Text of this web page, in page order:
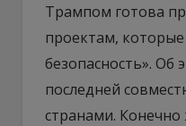
Трампом готова
проектам, которые
безопасность». Об
последней
странами.